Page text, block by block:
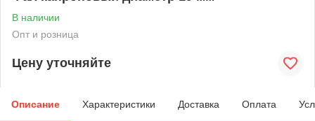
В наличии
Опт и розница
Цену уточняйте
Описание Характеристики Доставка Оплата